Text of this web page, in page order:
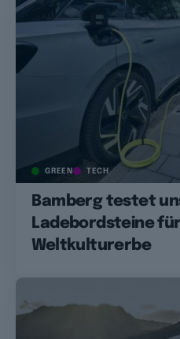
GREEN TECH
Bamberg testet
Ladebordsteine
Weltkulturerbe